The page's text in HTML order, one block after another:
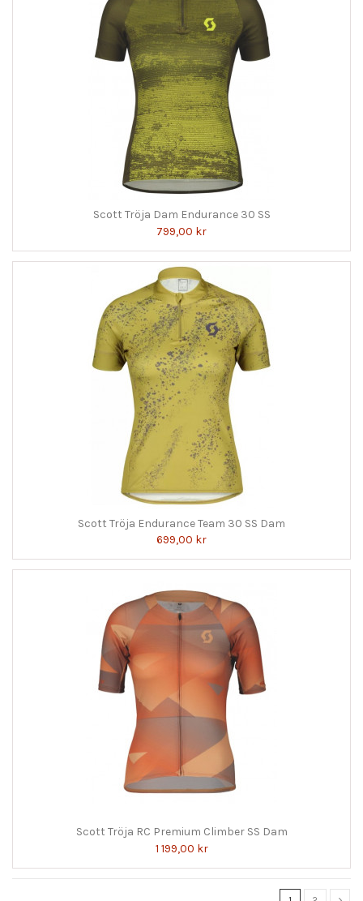
Scott Tröja Dam Endurance 30 SS
799,00 kr
Scott Tröja Endurance Team 30 SS Dam
699,00 kr
Scott Tröja RC Premium Climber SS Dam
1 199,00 kr